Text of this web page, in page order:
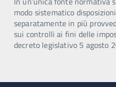
modo sistematico
separatamente in più
sui controlli ai fini delle
decreto legislativo 5 agosto